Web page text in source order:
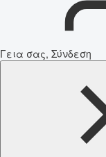
Γεια σας, Σύνδεση